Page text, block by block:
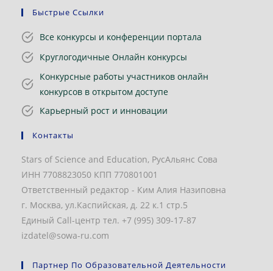
Быстрые Ссылки
Все конкурсы и конференции портала
Круглогодичные Онлайн конкурсы
Конкурсные работы участников онлайн
конкурсов в открытом доступе
Карьерный рост и инновации
Контакты
Stars of Science and Education, РусАльянс Сова
ИНН 7708823050 КПП 770801001
Ответственный редактор - Ким Алия Назиповна
г. Москва, ул.Каспийская, д. 22 к.1 стр.5
Единый Call-центр тел. +7 (995) 309-17-87
izdatel@sowa-ru.com
Партнер По Образовательной Деятельности